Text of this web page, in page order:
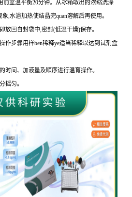
前室温平衡20分钟。从冰箱取出的浓缩洗涤
象,水浴加热使结晶完quan溶解后再使用。
放回自封袋中,密封(低温干燥)保存。
作步骤用样ben稀释ye适当稀释以达到试剂盒
时间、加液量及顺序进行温育操作。
摇匀。